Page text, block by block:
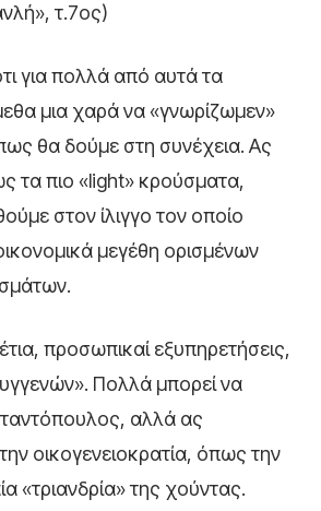
τ.7ος)
για πολλά από αυτά τα
μια χαρά να «γνωρίζωμεν»
θα δούμε στη συνέχεια. Ας
τα πιο «light» κρούσματα,
στον ίλιγγο τον οποίο
μεγέθη ορισμένων
προσωπικαί εξυπηρετήσεις,
Πολλά μπορεί να
αλλά ας
οικογενειοκρατία, όπως την
«τριανδρία» της χούντας.